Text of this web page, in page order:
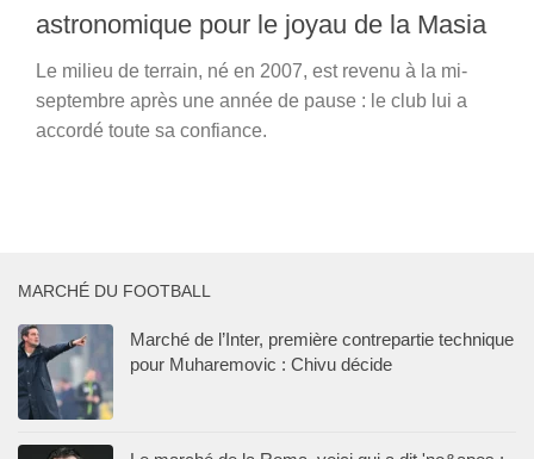
astronomique pour le joyau de la Masia
Le milieu de terrain, né en 2007, est revenu à la mi-
septembre après une année de pause : le club lui a
accordé toute sa confiance.
MARCHÉ DU FOOTBALL
Marché de l’Inter, première contrepartie technique
pour Muharemovic : Chivu décide